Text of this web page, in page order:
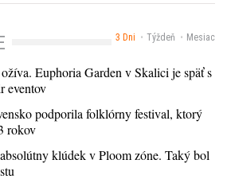
3 Dni Týždeň Mesiac
Euphoria Garden v Skalici je späť s
eventov
podporila folklórny festival, ktorý
rokov
klúdek v Ploom zóne. Taký bol